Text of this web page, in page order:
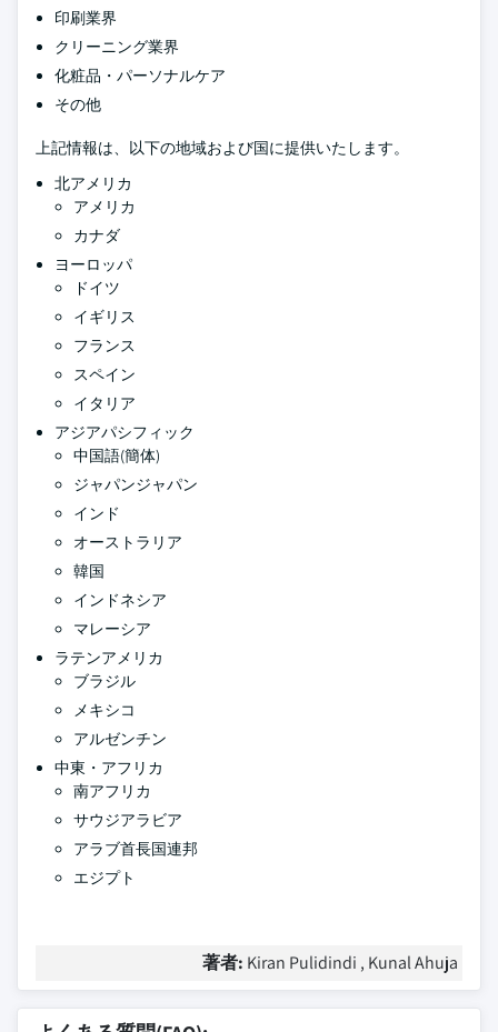
印刷業界
クリーニング業界
化粧品・パーソナルケア
その他
上記情報は、以下の地域および国に提供いたします。
北アメリカ
アメリカ
カナダ
ヨーロッパ
ドイツ
イギリス
フランス
スペイン
イタリア
アジアパシフィック
中国語(簡体)
ジャパンジャパン
インド
オーストラリア
韓国
インドネシア
マレーシア
ラテンアメリカ
ブラジル
メキシコ
アルゼンチン
中東・アフリカ
南アフリカ
サウジアラビア
アラブ首長国連邦
エジプト
著者: Kiran Pulidindi , Kunal Ahuja